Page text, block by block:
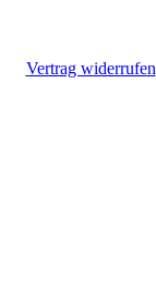
Vertrag widerrufen